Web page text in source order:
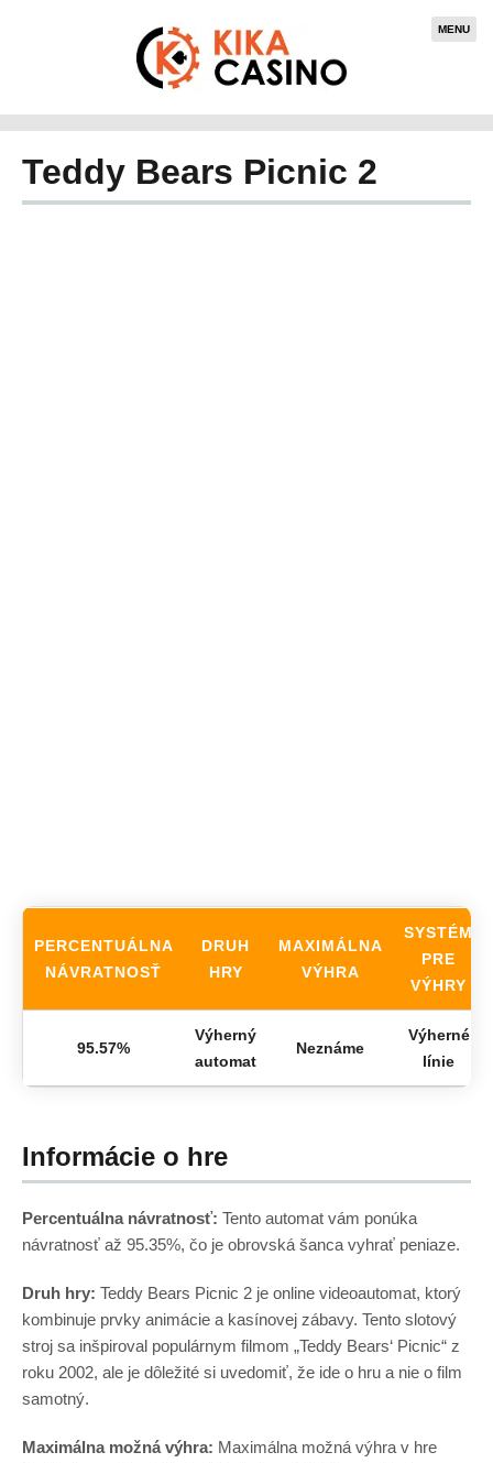
MENU
Teddy Bears Picnic 2
PERCENTUÁLNA
NÁVRATNOSŤ
DRUH
HRY
MAXIMÁLNA
VÝHRA
SYSTÉM
PRE
VÝHRY
95.57%
Výherný
automat
Neznáme
Výherné
línie
Informácie o hre
Percentuálna návratnosť: Tento automat vám ponúka
návratnosť až 95.35%, čo je obrovská šanca vyhrať peniaze.
Druh hry: Teddy Bears Picnic 2 je online videoautomat, ktorý
kombinuje prvky animácie a kasínovej zábavy. Tento slotový
stroj sa inšpiroval populárnym filmom „Teddy Bears‘ Picnic“ z
roku 2002, ale je dôležité si uvedomiť, že ide o hru a nie o film
samotný.
Maximálna možná výhra: Maximálna možná výhra v hre